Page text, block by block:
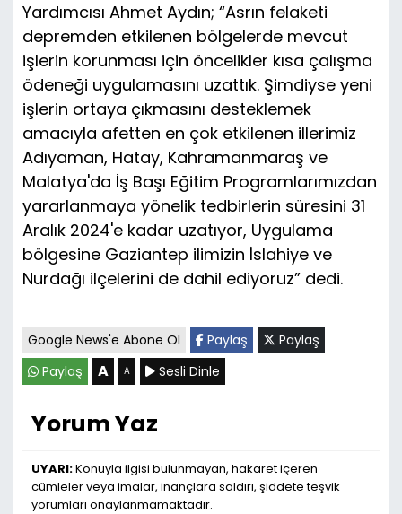
Yardımcısı Ahmet Aydın; “Asrın felaketi
depremden etkilenen bölgelerde mevcut
işlerin korunması için öncelikler kısa çalışma
ödeneği uygulamasını uzattık. Şimdiyse yeni
işlerin ortaya çıkmasını desteklemek
amacıyla afetten en çok etkilenen illerimiz
Adıyaman, Hatay, Kahramanmaraş ve
Malatya'da İş Başı Eğitim Programlarımızdan
yararlanmaya yönelik tedbirlerin süresini 31
Aralık 2024'e kadar uzatıyor, Uygulama
bölgesine Gaziantep ilimizin İslahiye ve
Nurdağı ilçelerini de dahil ediyoruz” dedi.
Google News'e Abone Ol Paylaş
Paylaş
Paylaş
A A Sesli Dinle
Yorum Yaz
UYARI:Konuyla ilgisi bulunmayan, hakaret içeren
cümleler veya imalar, inançlara saldırı, şiddete teşvik
yorumları onaylanmamaktadır.